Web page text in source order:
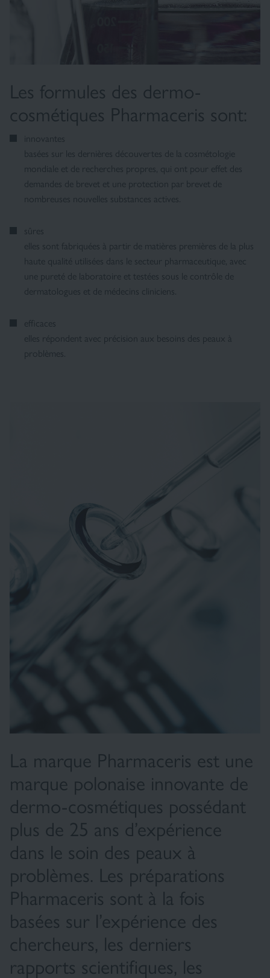
Les formules des dermo-
cosmétiques Pharmaceris sont:
innovantes
basées sur les dernières découvertes de la cosmétologie
mondiale et de recherches propres, qui ont pour effet des
demandes de brevet et une protection par brevet de
nombreuses nouvelles substances actives.
sûres
elles sont fabriquées à partir de matières premières de la plus
haute qualité utilisées dans le secteur pharmaceutique, avec
une pureté de laboratoire et testées sous le contrôle de
dermatologues et de médecins cliniciens.
efficaces
elles répondent avec précision aux besoins des peaux à
problèmes.
La marque Pharmaceris est une
marque polonaise innovante de
dermo-cosmétiques possédant
plus de 25 ans d’expérience
dans le soin des peaux à
problèmes. Les préparations
Pharmaceris sont à la fois
basées sur l’expérience des
chercheurs, les derniers
rapports scientifiques, les